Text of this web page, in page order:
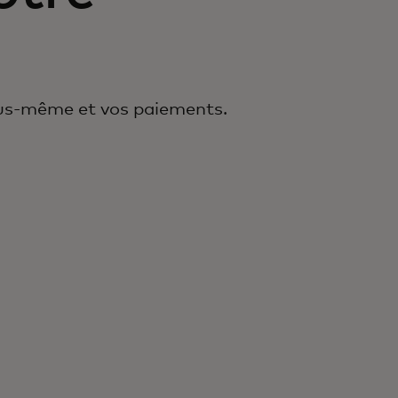
même et vos paiements.